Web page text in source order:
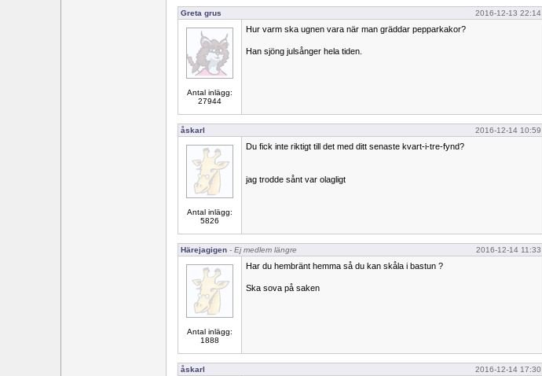
Greta grus 2016-12-13 22:14
Antal inlägg:
27944
Hur varm ska ugnen vara när man gräddar pepparkakor?
Han sjöng julsånger hela tiden.
åskarl 2016-12-14 10:59
Antal inlägg:
5826
Du fick inte riktigt till det med ditt senaste kvart-i-tre-fynd?
jag trodde sånt var olagligt
Härejagigen - Ej medlem längre 2016-12-14 11:33
Antal inlägg:
1888
Har du hembränt hemma så du kan skåla i bastun ?
Ska sova på saken
åskarl 2016-12-14 17:30